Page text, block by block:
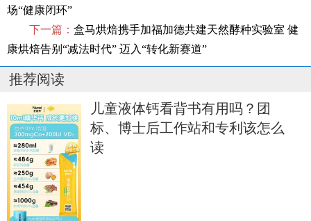
场“健康闭环”
下一篇： 盒马烘焙携手加福加德共建天然酵种实验室 健
康烘焙告别“减法时代” 迈入“转化新赛道”
推荐阅读
儿童液体钙看背书有用吗？团
标、博士后工作站和专利该怎么
读